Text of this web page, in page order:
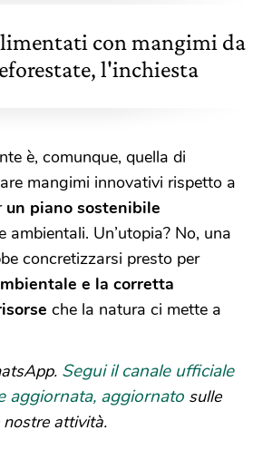
con mangimi da
l'inchiesta
è, comunque, quella di
mangimi innovativi rispetto a
un piano sostenibile
ambientali. Un’utopia? No, una
concretizzarsi presto per
e la corretta
che la natura ci mette a
Segui il canale ufficiale
aggiornata, aggiornato sulle
nostre attività.